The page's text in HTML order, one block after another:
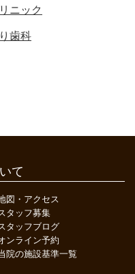
て
図・アクセス
タッフ募集
タッフブログ
ンライン予約
院の施設基準一覧